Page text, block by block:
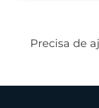
QUE
Precisa de